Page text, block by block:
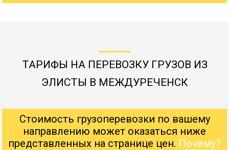
ТАРИФЫ НА ПЕРЕВОЗКУ ГРУЗОВ ИЗ
ЭЛИСТЫ В МЕЖДУРЕЧЕНСК
Стоимость грузоперевозки по вашему
направлению может оказаться ниже
представленных на странице цен. Почему?